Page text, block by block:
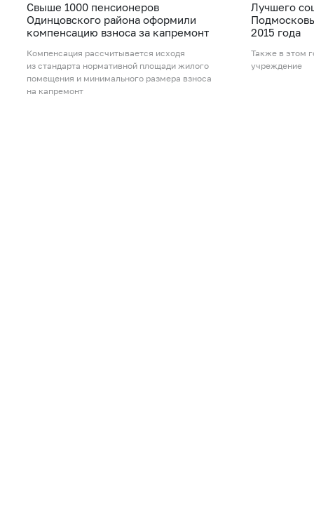
Свыше 1000 пенсионеров
Одинцовского района оформили
компенсацию взноса за капремонт
Компенсация рассчитывается исходя
из стандарта нормативной площади жилого
помещения и минимального размера взноса
на капремонт
Лучшего
2015 года
Также в этом
учреждение